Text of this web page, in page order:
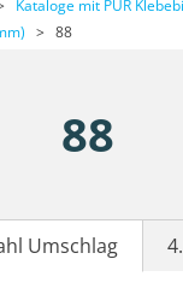
Kataloge mit PUR
> 88
88
Umschlag